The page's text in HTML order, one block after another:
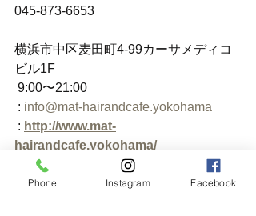
045-873-6653
横浜市中区麦田町4-99カーサメディコ
ビル1F
9:00〜21:00
: info@mat-hairandcafe.yokohama
: http://www.mat-
hairandcafe.yokohama/
https://instagram.com/hairandcafem.
Phone Instagram Facebook